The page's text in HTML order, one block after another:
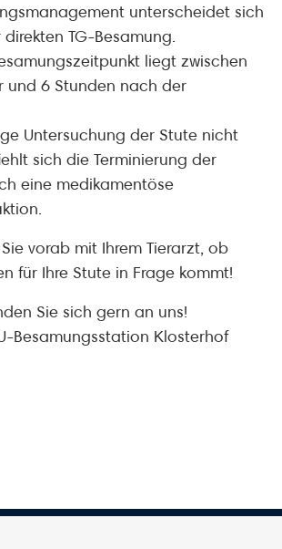
unterscheidet sich
TG-Besamung.
liegt zwischen
und 6 Stunden nach der
Untersuchung der Stute nicht
sich die Terminierung der
eine medikamentöse
vorab mit Ihrem Tierarzt, ob
für Ihre Stute in Frage kommt!
Sie sich gern an uns!
Besamungsstation Klosterhof